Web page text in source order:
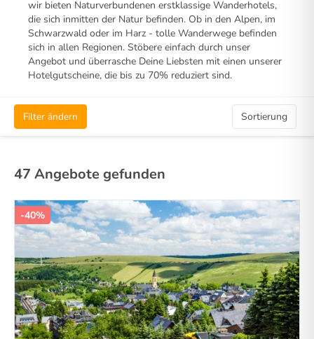
wir bieten Naturverbundenen erstklassige Wanderhotels,
die sich inmitten der Natur befinden. Ob in den Alpen, im
Schwarzwald oder im Harz - tolle Wanderwege befinden
sich in allen Regionen. Stöbere einfach durch unser
Angebot und überrasche Deine Liebsten mit einen unserer
Hotelgutscheine, die bis zu 70% reduziert sind.
Filter ändern Sortierung
47 Angebote gefunden
-40%